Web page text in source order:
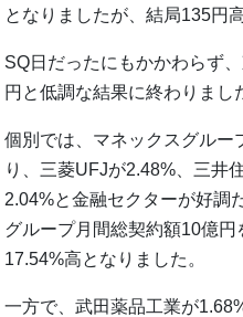
となりましたが、結局135円
SQ日だったにもかかわらず
円と低調な結果に終わりまし
個別では、マネックスグルー
り、三菱UFJが2.48%、三井
2.04%と金融セクターが好調
グループ月間総契約額10億円
17.54%高となりました。
一方で、武田薬品工業が